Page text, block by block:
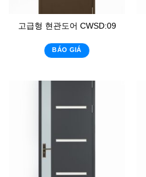
고급형 현관도어 CWSD:09
BÁO GIÁ